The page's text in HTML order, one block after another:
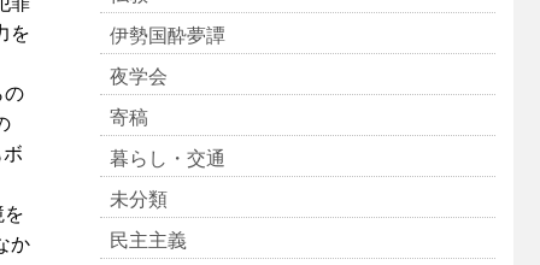
を
の
か
伊勢国酔夢譚
夜学会
寄稿
暮らし・交通
未分類
民主主義